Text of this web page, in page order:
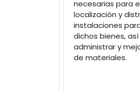
necesarias para
localización y
instalaciones
dichos bienes,
administrar y
de materiales.